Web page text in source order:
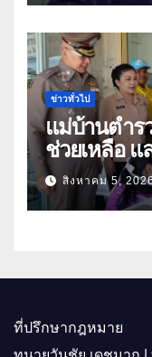
คู่ธุรกิจดันสิ
ข่าวทั่วไป
แม่บ้านตำร
ช่วยเหลือ
ธิดา ข้าราชการตำรวจจังหวัด
อุทัยธานี
สิงหาคม 5,
ที่ปรึกษากฎหมาย